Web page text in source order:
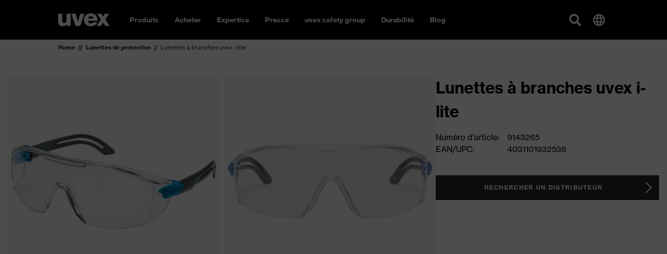
Produits Acheter Expertise Presse uvex safety group Durabilité Blog
Home Lunettes de protection Lunettes à branches uvex i-lite
Lunettes à branches uvex i-
lite
Numéro d'article:
9143265
EAN/UPC:
4031101932538
RECHERCHER UN DISTRIBUTEUR